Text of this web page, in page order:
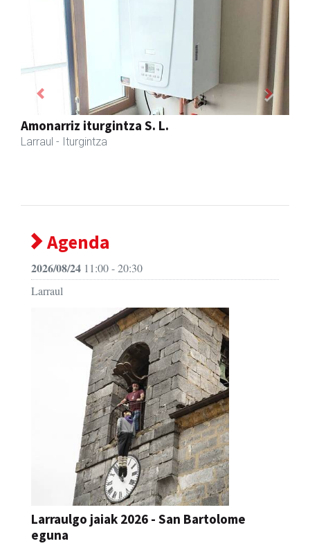
Amonarriz iturgintza S. L.
Larraul - Iturgintza
Previous Next
Agenda
2026/08/24 11:00 - 20:30
Larraul
Larraulgo jaiak 2026 - San Bartolome
eguna